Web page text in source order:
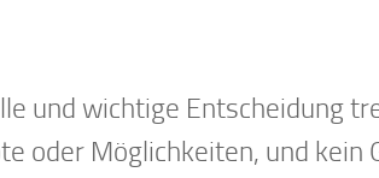
und wichtige Entscheidung
oder Möglichkeiten, und kein